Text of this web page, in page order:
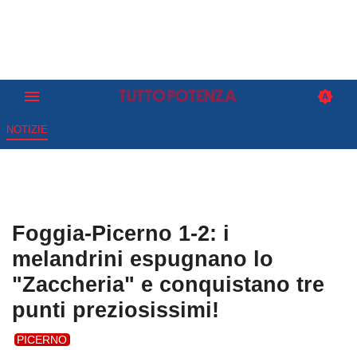
NOTIZIE
Foggia-Picerno 1-2: i
melandrini espugnano lo
"Zaccheria" e conquistano tre
punti preziosissimi!
PICERNO